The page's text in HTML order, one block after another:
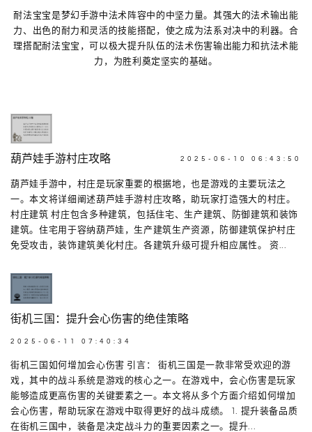
耐法宝宝是梦幻手游中法术阵容中的中坚力量。其强大的法术输出能
力、出色的耐力和灵活的技能搭配，使之成为法系对决中的利器。合
理搭配耐法宝宝，可以极大提升队伍的法术伤害输出能力和抗法术能
力，为胜利奠定坚实的基础。
葫芦娃手游村庄攻略 2025-06-10 06:43:50
葫芦娃手游中，村庄是玩家重要的根据地，也是游戏的主要玩法之
一。本文将详细阐述葫芦娃手游村庄攻略，助玩家打造强大的村庄。
村庄建筑 村庄包含多种建筑，包括住宅、生产建筑、防御建筑和装饰
建筑。住宅用于容纳葫芦娃，生产建筑生产资源，防御建筑保护村庄
免受攻击，装饰建筑美化村庄。各建筑升级可提升相应属性。 资...
街机三国：提升会心伤害的绝佳策略
2025-06-11 07:40:34
街机三国如何增加会心伤害 引言： 街机三国是一款非常受欢迎的游
戏，其中的战斗系统是游戏的核心之一。在游戏中，会心伤害是玩家
能够造成更高伤害的关键要素之一。本文将从多个方面介绍如何增加
会心伤害，帮助玩家在游戏中取得更好的战斗成绩。 1. 提升装备品质
在街机三国中，装备是决定战斗力的重要因素之一。提升...